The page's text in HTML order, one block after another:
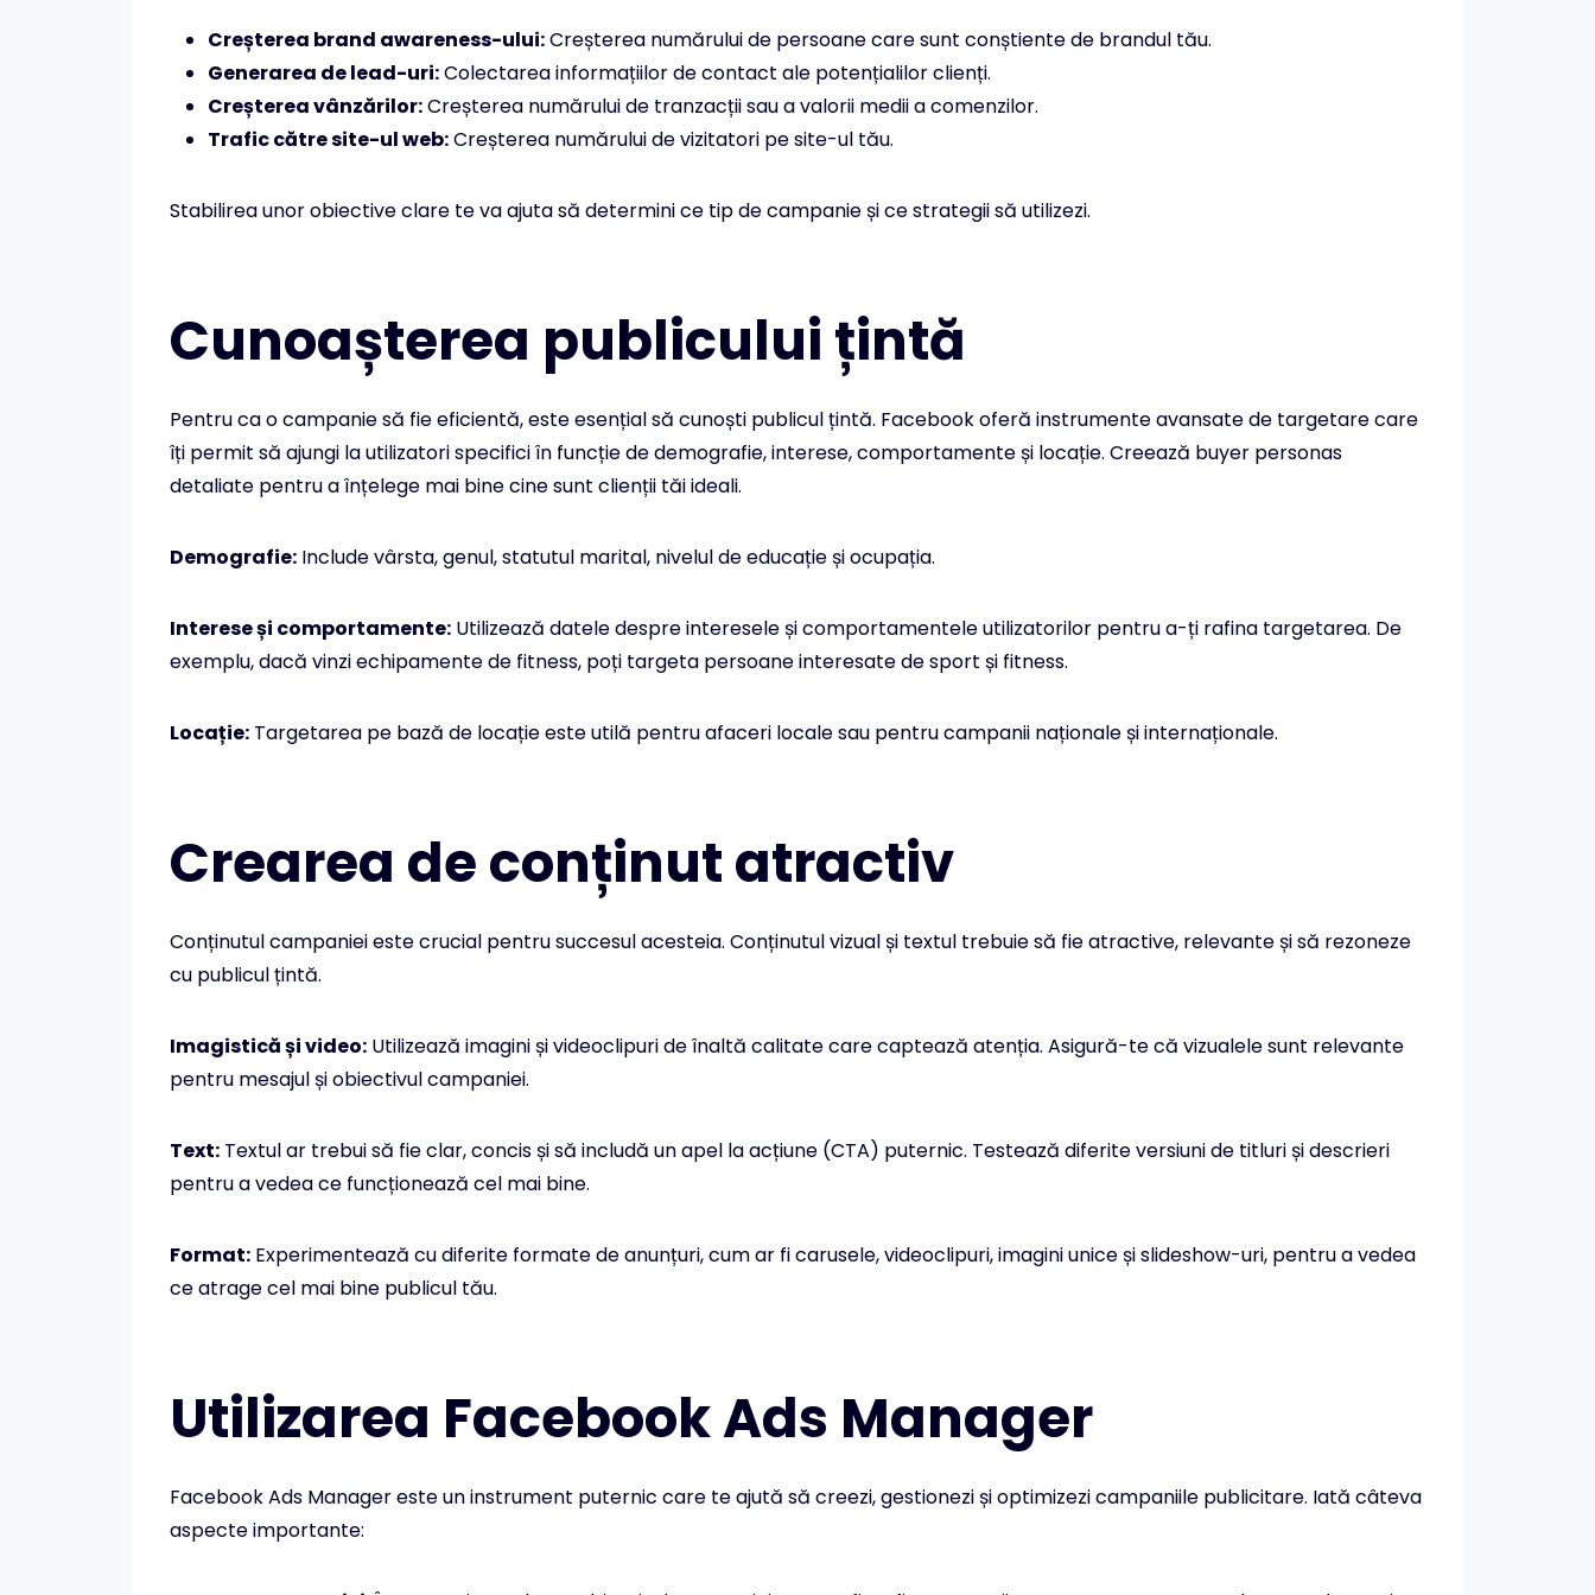
Creșterea brand awareness-ului:Creșterea numărului de persoane care sunt conștiente de brandul tău.
Generarea de lead-uri:Colectarea informațiilor de contact ale potențialilor clienți.
Creșterea vânzărilor:Creșterea numărului de tranzacții sau a valorii medii a comenzilor.
Trafic către site-ul web:Creșterea numărului de vizitatori pe site-ul tău.
Stabilirea unor obiective clare te va ajuta să determini ce tip de campanie și ce strategii să utilizezi.
Cunoașterea publicului țintă
Pentru ca o campanie să fie eficientă, este esențial să cunoști publicul țintă. Facebook oferă instrumente avansate de targetare care
îți permit să ajungi la utilizatori specifici în funcție de demografie, interese, comportamente și locație. Creează buyer personas
detaliate pentru a înțelege mai bine cine sunt clienții tăi ideali.
Demografie: Include vârsta, genul, statutul marital, nivelul de educație și ocupația.
Interese și comportamente: Utilizează datele despre interesele și comportamentele utilizatorilor pentru a-ți rafina targetarea. De
exemplu, dacă vinzi echipamente de fitness, poți targeta persoane interesate de sport și fitness.
Locație: Targetarea pe bază de locație este utilă pentru afaceri locale sau pentru campanii naționale și internaționale.
Crearea de conținut atractiv
Conținutul campaniei este crucial pentru succesul acesteia. Conținutul vizual și textul trebuie să fie atractive, relevante și să rezoneze
cu publicul țintă.
Imagistică și video: Utilizează imagini și videoclipuri de înaltă calitate care captează atenția. Asigură-te că vizualele sunt relevante
pentru mesajul și obiectivul campaniei.
Text: Textul ar trebui să fie clar, concis și să includă un apel la acțiune (CTA) puternic. Testează diferite versiuni de titluri și descrieri
pentru a vedea ce funcționează cel mai bine.
Format: Experimentează cu diferite formate de anunțuri, cum ar fi carusele, videoclipuri, imagini unice și slideshow-uri, pentru a vedea
ce atrage cel mai bine publicul tău.
Utilizarea Facebook Ads Manager
Facebook Ads Manager este un instrument puternic care te ajută să creezi, gestionezi și optimizezi campaniile publicitare. Iată câteva
aspecte importante: